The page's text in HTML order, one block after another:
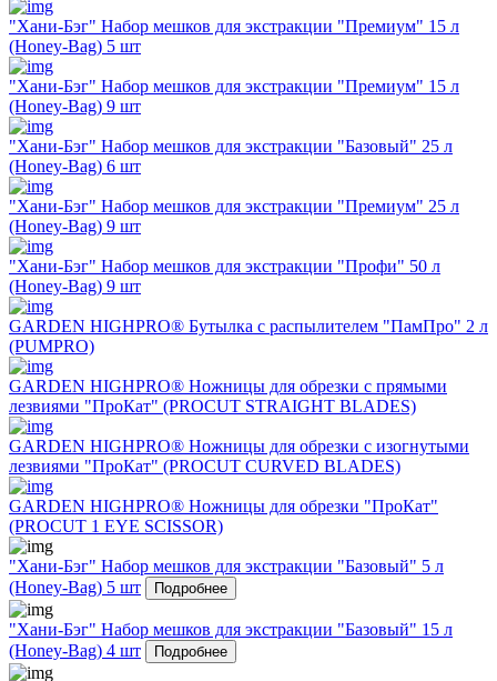
"Хани-Бэг" Набор мешков для экстракции "Премиум" 15 л
(Honey-Bag) 5 шт
"Хани-Бэг" Набор мешков для экстракции "Премиум" 15 л
(Honey-Bag) 9 шт
"Хани-Бэг" Набор мешков для экстракции "Базовый" 25 л
(Honey-Bag) 6 шт
"Хани-Бэг" Набор мешков для экстракции "Премиум" 25 л
(Honey-Bag) 9 шт
"Хани-Бэг" Набор мешков для экстракции "Профи" 50 л
(Honey-Bag) 9 шт
GARDEN HIGHPRO® Бутылка с распылителем "ПамПро" 2 л
(PUMPRO)
GARDEN HIGHPRO® Ножницы для обрезки с прямыми
лезвиями "ПроКат" (PROCUT STRAIGHT BLADES)
GARDEN HIGHPRO® Ножницы для обрезки с изогнутыми
лезвиями "ПроКат" (PROCUT CURVED BLADES)
GARDEN HIGHPRO® Ножницы для обрезки "ПроКат"
(PROCUT 1 EYE SCISSOR)
"Хани-Бэг" Набор мешков для экстракции "Базовый" 5 л
(Honey-Bag) 5 шт
Подробнее
"Хани-Бэг" Набор мешков для экстракции "Базовый" 15 л
(Honey-Bag) 4 шт
Подробнее